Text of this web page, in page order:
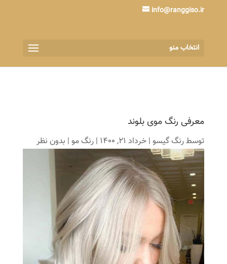
info@ranggiso.ir
انتخاب منو
معرفی رنگ موی بلوند
توسطرنگ گیسو| خرداد 21, 1400 | رنگ مو| بدون نظر